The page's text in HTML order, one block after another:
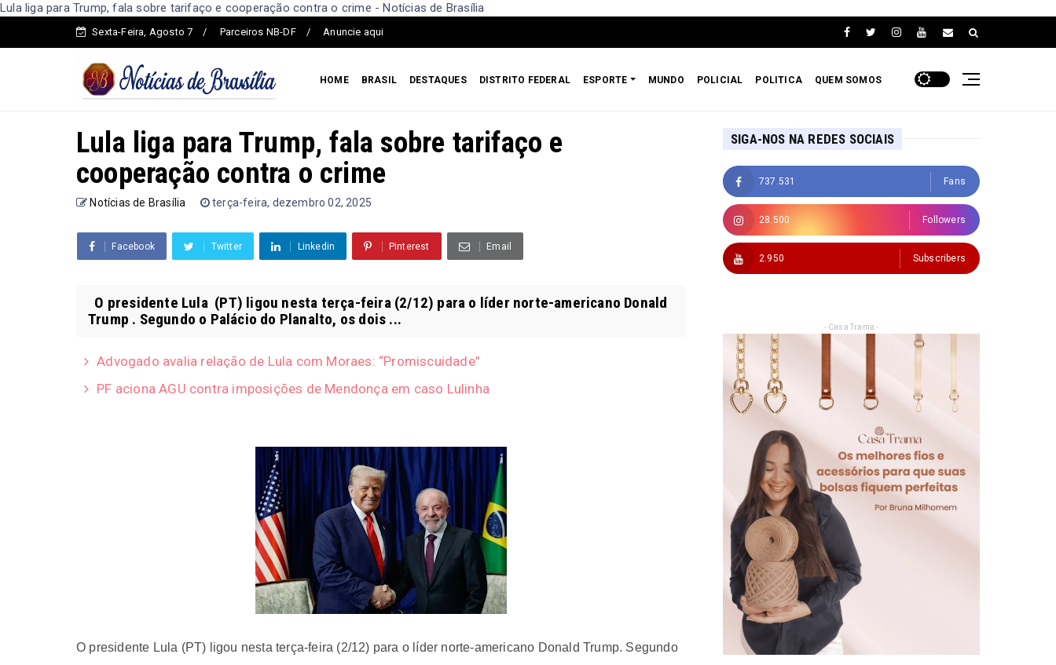
Lula liga para Trump, fala sobre tarifaço e cooperação contra o crime - Notícias de Brasília
Sexta-Feira, Agosto 7 Parceiros NB-DF Anuncie aqui
HOME BRASIL DESTAQUES DISTRITO FEDERAL ESPORTE MUNDO POLICIAL POLITICA QUEM SOMOS
Lula liga para Trump, fala sobre tarifaço e
cooperação contra o crime
Notícias de Brasília terça-feira, dezembro 02, 2025
Facebook Twitter Linkedin Pinterest Email
O presidente Lula (PT) ligou nesta terça-feira (2/12) para o líder norte-americano Donald
Trump . Segundo o Palácio do Planalto, os dois ...
Advogado avalia relação de Lula com Moraes: “Promiscuidade”
PF aciona AGU contra imposições de Mendonça em caso Lulinha
O presidente Lula (PT) ligou nesta terça-feira (2/12) para o líder norte-americano Donald Trump. Segundo
SIGA-NOS NA REDES SOCIAIS
737.531 Fans
28.500 Followers
2.950 Subscribers
- Casa Trama -